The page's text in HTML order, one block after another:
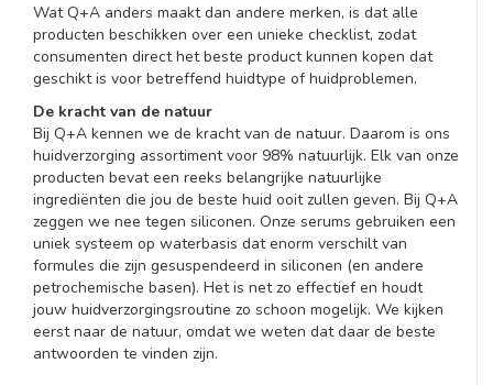
Wat Q+A anders maakt dan andere merken, is dat alle
producten beschikken over een unieke checklist, zodat
consumenten direct het beste product kunnen kopen dat
geschikt is voor betreffend huidtype of huidproblemen.
De kracht van de natuur
Bij Q+A kennen we de kracht van de natuur. Daarom is ons
huidverzorging assortiment voor 98% natuurlijk. Elk van onze
producten bevat een reeks belangrijke natuurlijke
ingrediënten die jou de beste huid ooit zullen geven. Bij Q+A
zeggen we nee tegen siliconen. Onze serums gebruiken een
uniek systeem op waterbasis dat enorm verschilt van
formules die zijn gesuspendeerd in siliconen (en andere
petrochemische basen). Het is net zo effectief en houdt
jouw huidverzorgingsroutine zo schoon mogelijk. We kijken
eerst naar de natuur, omdat we weten dat daar de beste
antwoorden te vinden zijn.